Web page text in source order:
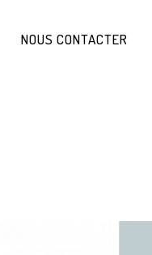
NOUS CONTACTER